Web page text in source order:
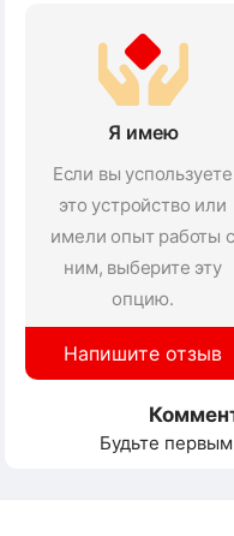
Я имею
Если вы успользуете
это устройство или
имели опыт работы с
ним, выберите эту
опцию.
Напишите отзыв
Будьте